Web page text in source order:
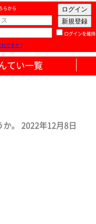
らから
ログインを維持
れですか ?
てい一覧
。 2022年12月8日